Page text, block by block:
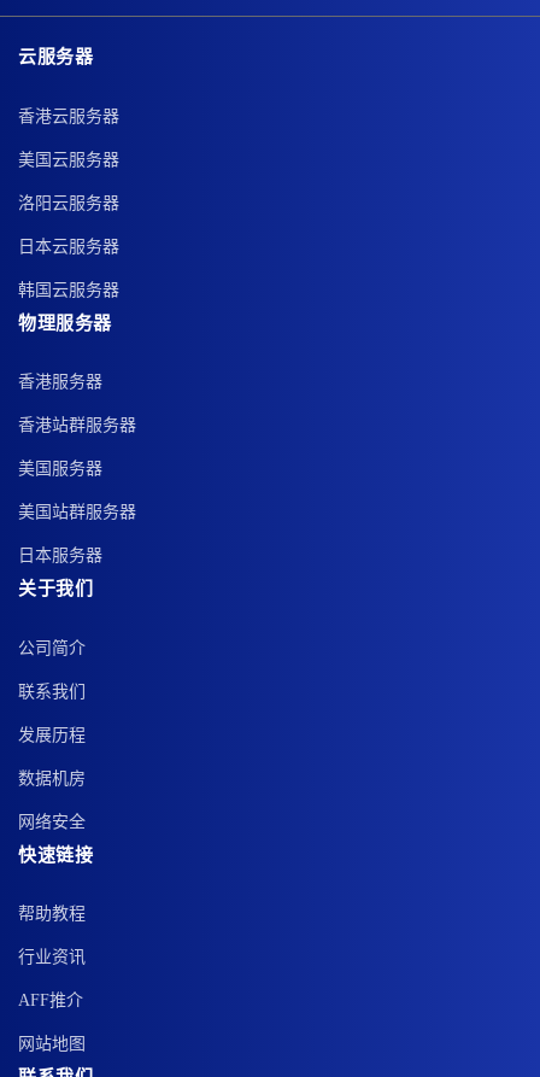
云服务器
香港云服务器
美国云服务器
洛阳云服务器
日本云服务器
韩国云服务器
物理服务器
香港服务器
香港站群服务器
美国服务器
美国站群服务器
日本服务器
关于我们
公司简介
联系我们
发展历程
数据机房
网络安全
快速链接
帮助教程
行业资讯
AFF推介
网站地图